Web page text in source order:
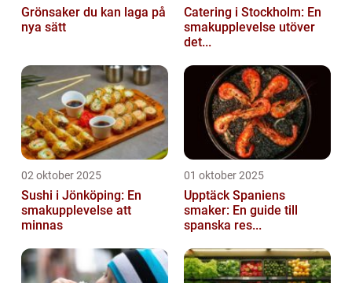
Grönsaker du kan laga på
nya sätt
Catering i Stockholm: En
smakupplevelse utöver
det...
02 oktober 2025
Sushi i Jönköping: En
smakupplevelse att
minnas
01 oktober 2025
Upptäck Spaniens
smaker: En guide till
spanska res...